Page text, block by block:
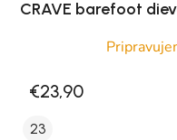
CRAVE barefoot
€23,90
23